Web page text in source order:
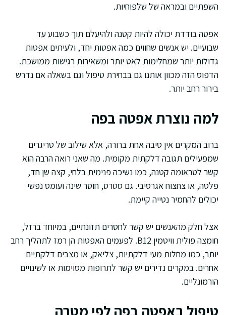
השפתיים ובמראה של שלפוחיות.
אפטה בודדת יכולה להיות קטנה ולהיעלם תוך כשבוע עד
שבועיים. יש אנשים שחווים כמה אפטות יחד, ולעיתים אפטות
גדולות יותר שמחלימות לאט יותר ומשאירות רגישות ממושכת.
הדפוס הזה מכוון אותנו גם בבחירת טיפול וגם בשאלה אם נדרש
בירור רחב יותר.
למה נוצרת אפטה בפה
ברוב המקרים אין סיבה אחת ברורה, אלא שילוב של טריגרים
שמפעילים תגובה דלקתית מקומית. מה שאני רואה הרבה הוא
קשר לטראומה קטנה, כמו נשיכה פנימית בלחי, קצה שן חד,
פלטה, או צחצוח אגרסיבי. גם סטרס, חוסר שינה ועומס נפשי
יכולים להחמיר נטייה קיימת.
אצל חלק מהאנשים יש קשר לחסרים תזונתיים, במיוחד ברזל,
חומצה פולית וויטמין B12. לפעמים האפטות הן רמז לתהליך רחב
יותר, כמו מחלות מעי דלקתיות, צליאק, או מצבים דלקתיים
אחרים. במקרים נדירים יש קשר לתרופות מסוימות או לשינויים
הורמונליים.
טיפול באפטה בפה לפי מטרה